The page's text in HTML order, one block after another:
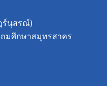
ร์นุสรณ์)
มศึกษาสมุทรสาคร